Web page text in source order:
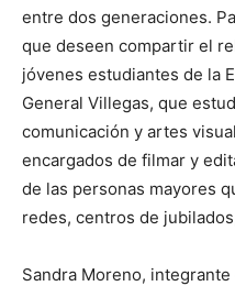
entre dos generaciones.
que deseen compartir el
jóvenes estudiantes de la
General Villegas, que
comunicación y artes
encargados de filmar y
de las personas mayores
redes, centros de
Sandra Moreno,